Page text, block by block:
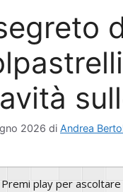
2026 di Andrea
Premi play per